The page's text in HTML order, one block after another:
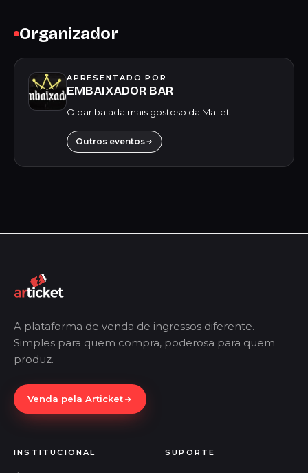
Organizador
APRESENTADO POR
EMBAIXADOR BAR
O bar balada mais gostoso da Mallet
Outros eventos
A plataforma de venda de ingressos diferente.
Simples para quem compra, poderosa para quem
produz.
Venda pela Articket
INSTITUCIONAL SUPORTE